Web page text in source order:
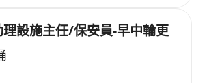
設施主任/保安員-早中輪更